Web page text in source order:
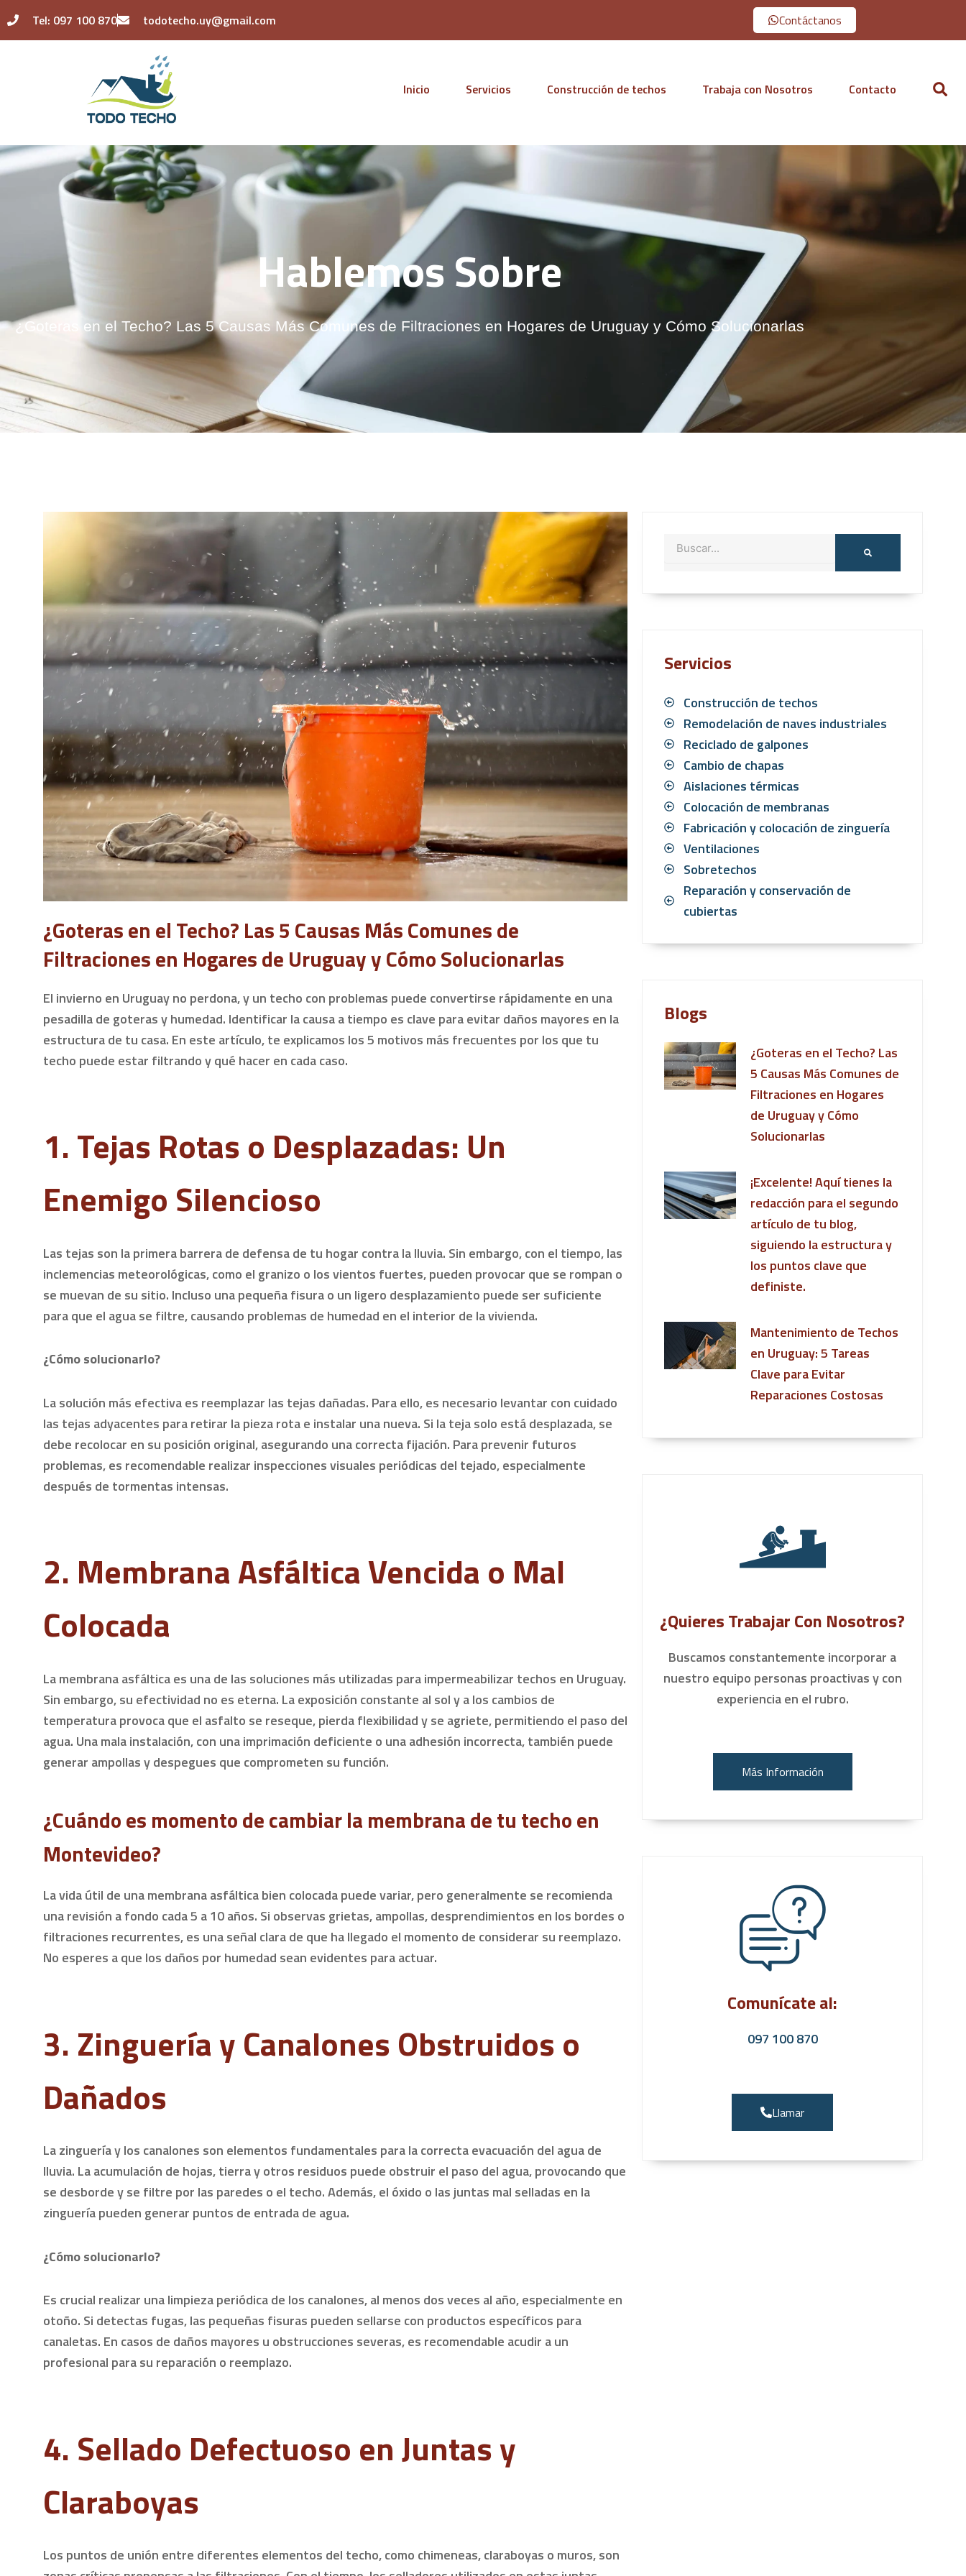
al
Tel: 097 100 870 todotecho.uy@gmail.com Contáctanos
Inicio Servicios Construcción de techos Trabaja con Nosotros Contacto
Hablemos Sobre
¿Goteras en el Techo? Las 5 Causas Más Comunes de Filtraciones en Hogares de Uruguay y Cómo Solucionarlas
¿Goteras en el Techo? Las 5 Causas Más Comunes de
Filtraciones en Hogares de Uruguay y Cómo Solucionarlas
El invierno en Uruguay no perdona, y un techo con problemas puede convertirse rápidamente en una
pesadilla de goteras y humedad. Identificar la causa a tiempo es clave para evitar daños mayores en la
estructura de tu casa. En este artículo, te explicamos los 5 motivos más frecuentes por los que tu
techo puede estar filtrando y qué hacer en cada caso.
1. Tejas Rotas o Desplazadas: Un
Enemigo Silencioso
Las tejas son la primera barrera de defensa de tu hogar contra la lluvia. Sin embargo, con el tiempo, las
inclemencias meteorológicas, como el granizo o los vientos fuertes, pueden provocar que se rompan o
se muevan de su sitio. Incluso una pequeña fisura o un ligero desplazamiento puede ser suficiente
para que el agua se filtre, causando problemas de humedad en el interior de la vivienda.
¿Cómo solucionarlo?
La solución más efectiva es reemplazar las tejas dañadas. Para ello, es necesario levantar con cuidado
las tejas adyacentes para retirar la pieza rota e instalar una nueva. Si la teja solo está desplazada, se
debe recolocar en su posición original, asegurando una correcta fijación. Para prevenir futuros
problemas, es recomendable realizar inspecciones visuales periódicas del tejado, especialmente
después de tormentas intensas.
2. Membrana Asfáltica Vencida o Mal
Colocada
La membrana asfáltica es una de las soluciones más utilizadas para impermeabilizar techos en Uruguay.
Sin embargo, su efectividad no es eterna. La exposición constante al sol y a los cambios de
temperatura provoca que el asfalto se reseque, pierda flexibilidad y se agriete, permitiendo el paso del
agua. Una mala instalación, con una imprimación deficiente o una adhesión incorrecta, también puede
generar ampollas y despegues que comprometen su función.
¿Cuándo es momento de cambiar la membrana de tu techo en
Montevideo?
La vida útil de una membrana asfáltica bien colocada puede variar, pero generalmente se recomienda
una revisión a fondo cada 5 a 10 años. Si observas grietas, ampollas, desprendimientos en los bordes o
filtraciones recurrentes, es una señal clara de que ha llegado el momento de considerar su reemplazo.
No esperes a que los daños por humedad sean evidentes para actuar.
3. Zinguería y Canalones Obstruidos o
Dañados
La zinguería y los canalones son elementos fundamentales para la correcta evacuación del agua de
lluvia. La acumulación de hojas, tierra y otros residuos puede obstruir el paso del agua, provocando que
se desborde y se filtre por las paredes o el techo. Además, el óxido o las juntas mal selladas en la
zinguería pueden generar puntos de entrada de agua.
¿Cómo solucionarlo?
Es crucial realizar una limpieza periódica de los canalones, al menos dos veces al año, especialmente en
otoño. Si detectas fugas, las pequeñas fisuras pueden sellarse con productos específicos para
canaletas. En casos de daños mayores u obstrucciones severas, es recomendable acudir a un
profesional para su reparación o reemplazo.
4. Sellado Defectuoso en Juntas y
Claraboyas
Los puntos de unión entre diferentes elementos del techo, como chimeneas, claraboyas o muros, son
Servicios
Construcción de techos
Remodelación de naves industriales
Reciclado de galpones
Cambio de chapas
Aislaciones térmicas
Colocación de membranas
Fabricación y colocación de zinguería
Ventilaciones
Sobretechos
Reparación y conservación de
cubiertas
Blogs
¿Goteras en el Techo? Las
5 Causas Más Comunes de
Filtraciones en Hogares
de Uruguay y Cómo
Solucionarlas
¡Excelente! Aquí tienes la
redacción para el segundo
artículo de tu blog,
siguiendo la estructura y
los puntos clave que
definiste.
Mantenimiento de Techos
en Uruguay: 5 Tareas
Clave para Evitar
Reparaciones Costosas
¿Quieres Trabajar Con Nosotros?
Buscamos constantemente incorporar a
nuestro equipo personas proactivas y con
experiencia en el rubro.
Más Información
Comunícate al:
097 100 870
Llamar